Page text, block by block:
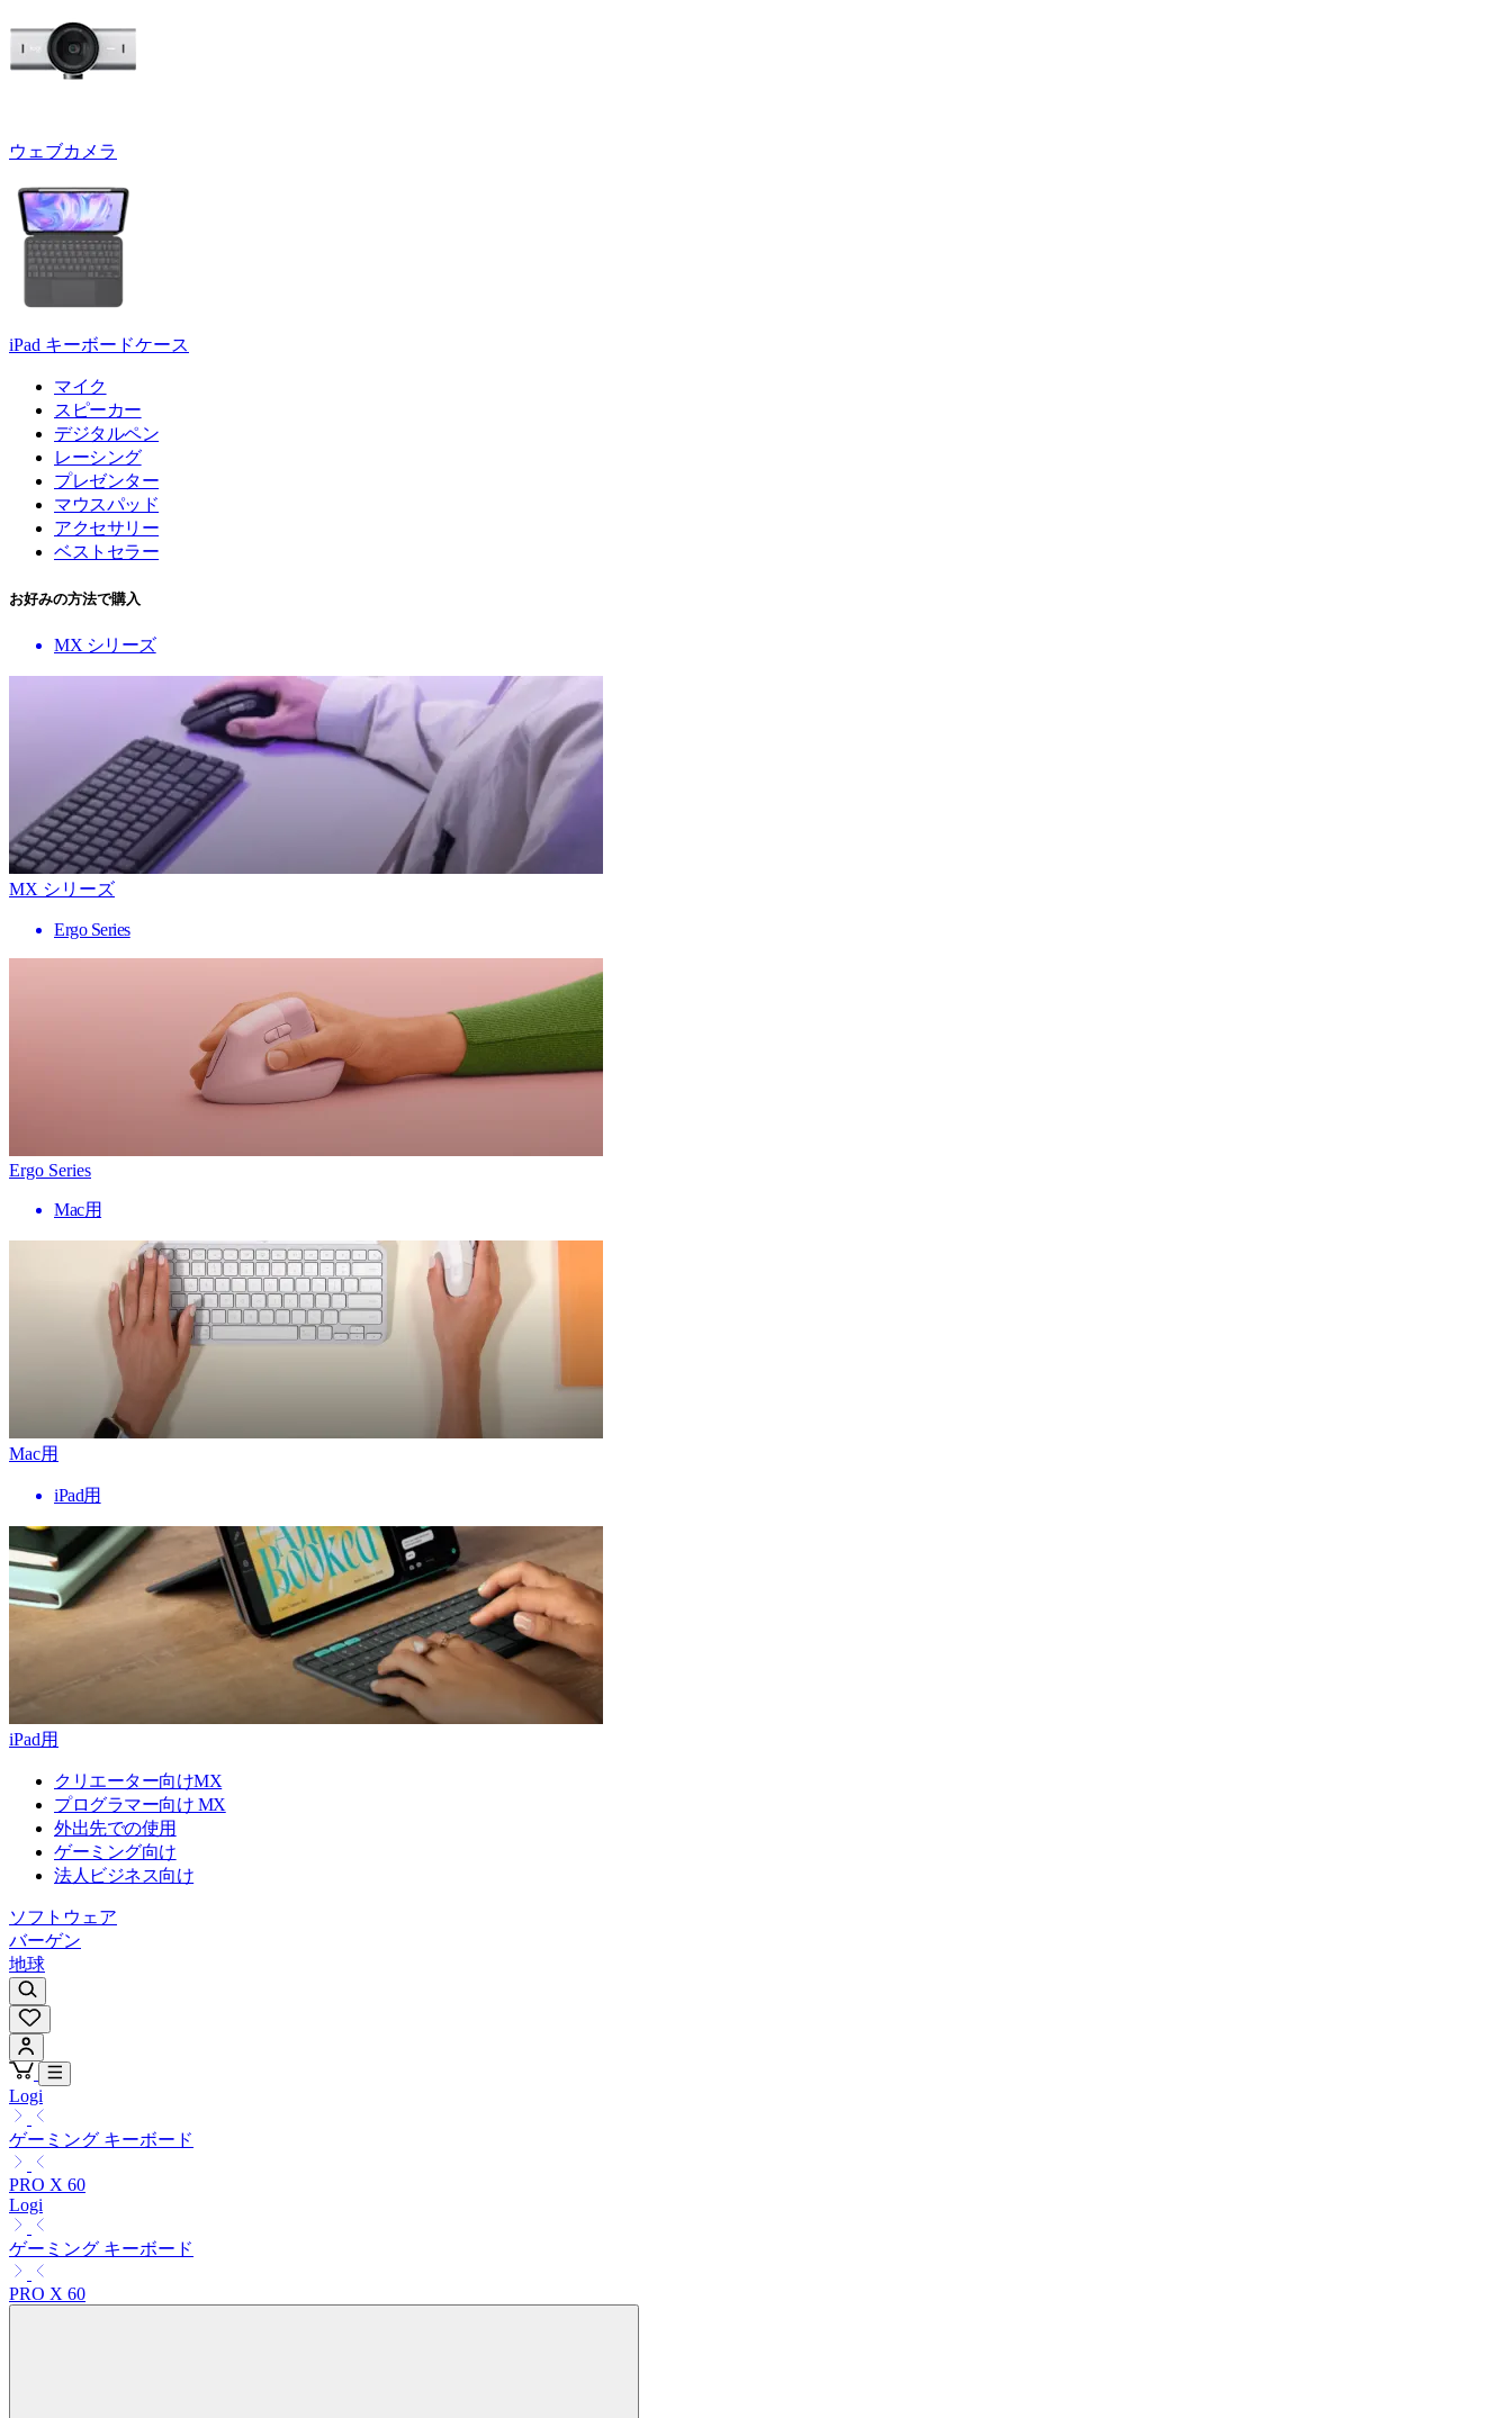
ウェブカメラ
iPad キーボードケース
マイク
スピーカー
デジタルペン
レーシング
プレゼンター
マウスパッド
アクセサリー
ベストセラー
お好みの方法で購入
MX シリーズ
MX シリーズ
Ergo Series
Ergo Series
Mac用
Mac用
iPad用
iPad用
クリエーター向けMX
プログラマー向け MX
外出先での使用
ゲーミング向け
法人ビジネス向け
ソフトウェア
バーゲン
地球
Logi
ゲーミング キーボード
PRO X 60
Logi
ゲーミング キーボード
PRO X 60